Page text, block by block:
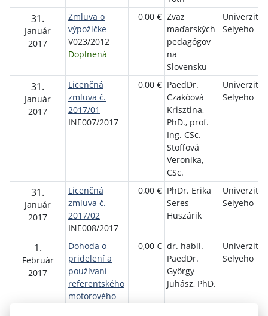
31.
Január
2017
Zmluva o
výpožičke
V023/2012
Doplnená
0,00 € Zväz
maďarských
pedagógov
na
Slovensku
Univerzita
Selyeho
31.
Január
2017
Licenčná
zmluva č.
2017/01
INE007/2017
0,00 € PaedDr.
Czakóová
Krisztina,
PhD., prof.
Ing. CSc.
Stoffová
Veronika,
CSc.
Univerzita
Selyeho
31.
Január
2017
Licenčná
zmluva č.
2017/02
INE008/2017
0,00 € PhDr. Erika
Seres
Huszárik
Univerzita
Selyeho
1.
Február
2017
Dohoda o
pridelení a
používaní
referentského
motorového
0,00 € dr. habil.
PaedDr.
György
Juhász, PhD.
Univerzita
Selyeho